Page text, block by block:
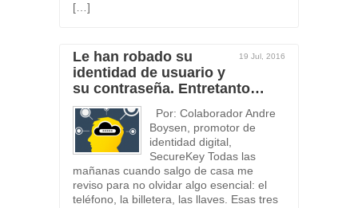
[…]
19 Jul, 2016
Le han robado su
identidad de usuario y
su contraseña. Entretanto…
Por: Colaborador Andre
Boysen, promotor de
identidad digital,
SecureKey Todas las
mañanas cuando salgo de casa me
reviso para no olvidar algo esencial: el
teléfono, la billetera, las llaves. Esas tres